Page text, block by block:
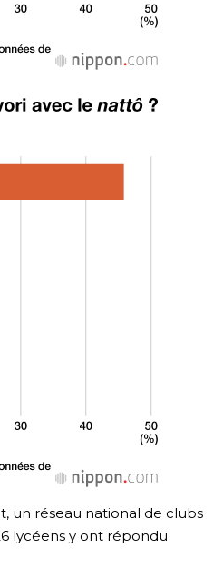
un réseau national de clubs
lycéens y ont répondu